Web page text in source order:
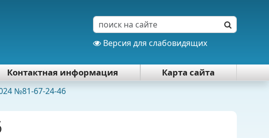
Версия для слабовидящих
Контактная информация Карта сайта
№81-67-24-46